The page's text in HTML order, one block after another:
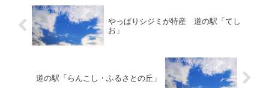
やっぱりシジミが特産 道の駅「てし
お」
道の駅「らんこし・ふるさとの丘」